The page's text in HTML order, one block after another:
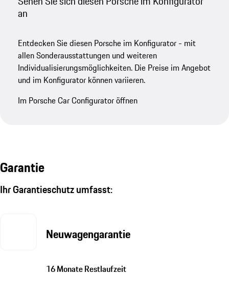
Entdecken Sie diesen Porsche im Konfigurator - mit
allen Sonderausstattungen und weiteren
Individualisierungsmöglichkeiten. Die Preise im Angebot